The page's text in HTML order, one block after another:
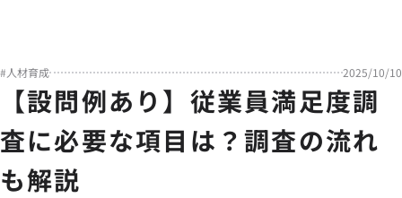
#人材育成 2025/10/10
【設問例あり】従業員満足度調
査に必要な項目は？調査の流れ
も解説